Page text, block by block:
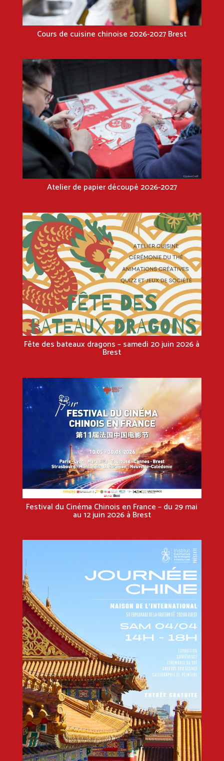
Cours de cuisine chinoise 2026-2027 Brest
Atelier de papier découpé 2026-2027
Fête des bateaux dragons – samedi 20 juin 2026 à
Brest
Festival du Cinéma Chinois en France – du 29 mai
au 12 juin 2026 à Brest